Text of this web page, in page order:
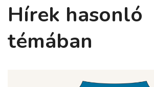
Hírek hasonló
témában